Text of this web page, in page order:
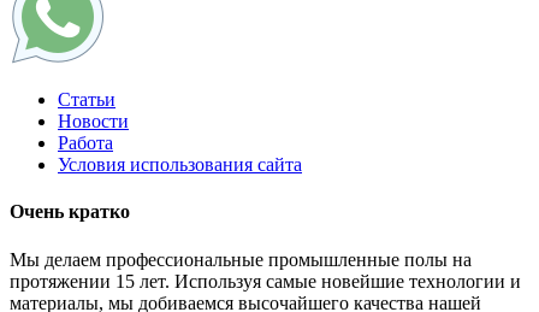
Статьи
Новости
Работа
Условия использования сайта
Очень кратко
Мы делаем профессиональные промышленные полы на
протяжении 15 лет. Используя самые новейшие технологии и
материалы, мы добиваемся высочайшего качества нашей